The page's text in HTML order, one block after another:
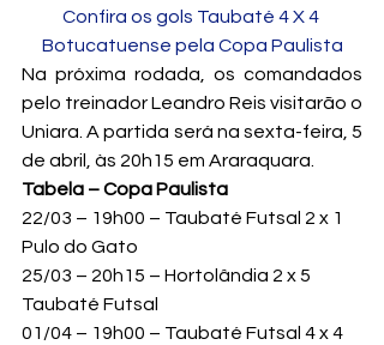
Confira os gols Taubaté 4 X 4
Botucatuense pela Copa Paulista
Na próxima rodada, os comandados
pelo treinador Leandro Reis visitarão o
Uniara. A partida será na sexta-feira, 5
de abril, às 20h15 em Araraquara.
Tabela – Copa Paulista
22/03 – 19h00 – Taubaté Futsal 2 x 1
Pulo do Gato
25/03 – 20h15 – Hortolândia 2 x 5
Taubaté Futsal
01/04 – 19h00 – Taubaté Futsal 4 x 4